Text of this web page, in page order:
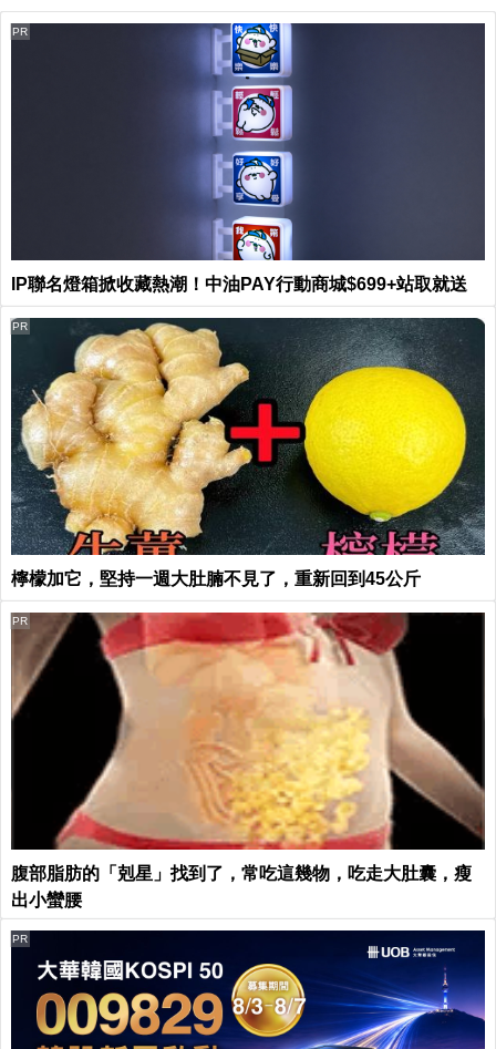
IP聯名燈箱掀收藏熱潮！中油PAY行動商城$699+站取就送
PR
檸檬加它，堅持一週大肚腩不見了，重新回到45公斤
PR
腹部脂肪的「剋星」找到了，常吃這幾物，吃走大肚囊，瘦
出小蠻腰
PR
PR